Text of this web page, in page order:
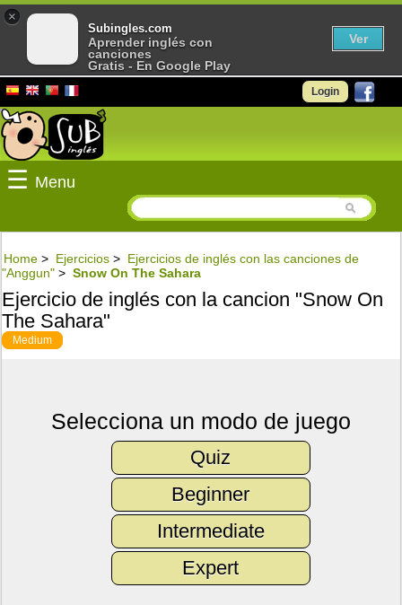
Login
☰ Menu
Home > Ejercicios > Ejercicios de inglés con las canciones de
"Anggun" > Snow On The Sahara
Ejercicio de inglés con la cancion "Snow On
The Sahara"
Medium
Selecciona un modo de juego
Quiz
Beginner
Intermediate
Expert
×
Subingles.com
Aprender inglés con
canciones
Gratis - En Google Play
Ver